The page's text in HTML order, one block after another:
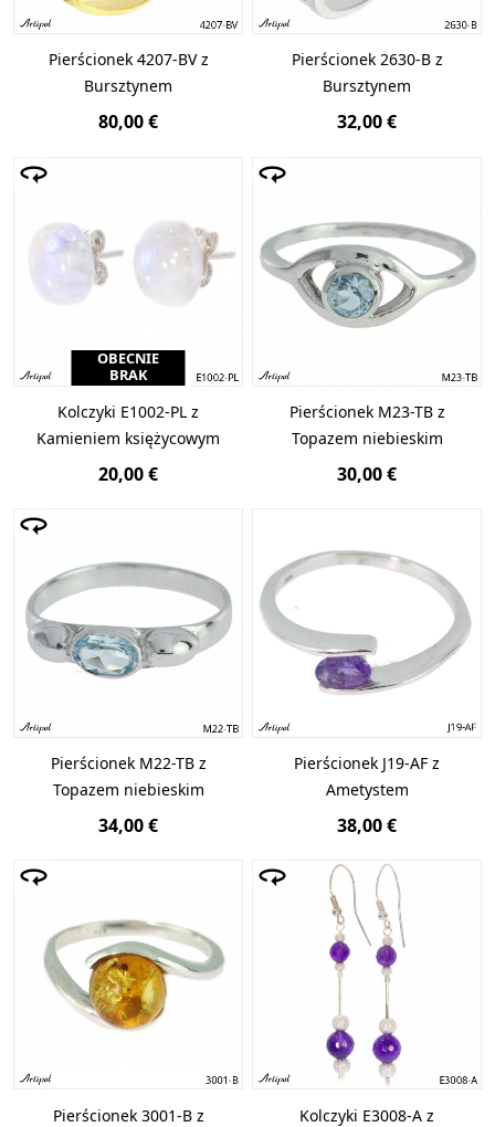
Pierścionek 4207-BV z
Bursztynem
80,00 €
Pierścionek 2630-B z
Bursztynem
32,00 €
OBECNIE
BRAK
Kolczyki E1002-PL z
Kamieniem księżycowym
20,00 €
Pierścionek M23-TB z
Topazem niebieskim
30,00 €
Pierścionek M22-TB z
Topazem niebieskim
34,00 €
Pierścionek J19-AF z
Ametystem
38,00 €
Pierścionek 3001-B z
Kolczyki E3008-A z